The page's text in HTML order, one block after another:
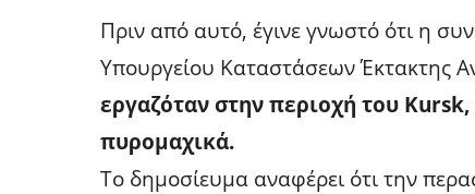
Πριν από αυτό, έγινε γνωστό ότι η
Υπουργείου Καταστάσεων Έκτακτης
εργαζόταν στην περιοχή του Kursk,
πυρομαχικά.
Το δημοσίευμα αναφέρει ότι την